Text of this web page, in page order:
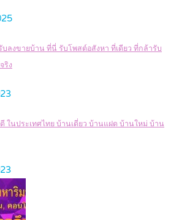
ลงขายบ้าน ที่นี่ รับโพสต์อสังหา ที่เดียว ที่กล้ารับ
ริง
ในประเทศไทย บ้านเดี่ยว บ้านแฝด บ้านใหม่ บ้าน